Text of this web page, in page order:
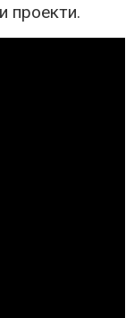
проекти.